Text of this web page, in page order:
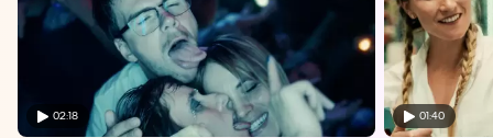
02:18 01:40